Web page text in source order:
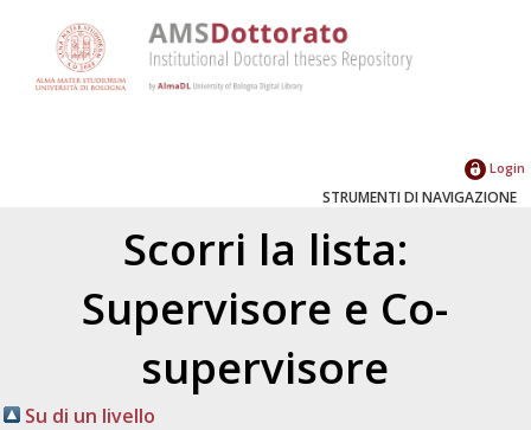
Login
STRUMENTI DI NAVIGAZIONE
Scorri la lista:
Supervisore e Co-
supervisore
Su di un livello